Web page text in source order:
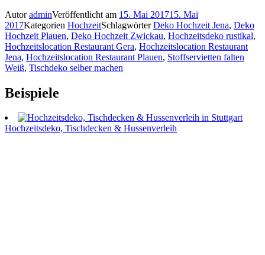
AutoradminVeröffentlicht am 15. Mai 201715. Mai
2017Kategorien HochzeitSchlagwörterDeko Hochzeit Jena, Deko
Hochzeit Plauen, Deko Hochzeit Zwickau, Hochzeitsdeko rustikal,
Hochzeitslocation Restaurant Gera, Hochzeitslocation Restaurant
Jena, Hochzeitslocation Restaurant Plauen, Stoffservietten falten
Weiß, Tischdeko selber machen
Beispiele
Hochzeitsdeko, Tischdecken & Hussenverleih